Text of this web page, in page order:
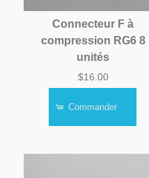
Connecteur F à
compression RG6 8
unités
$16.00
Commander